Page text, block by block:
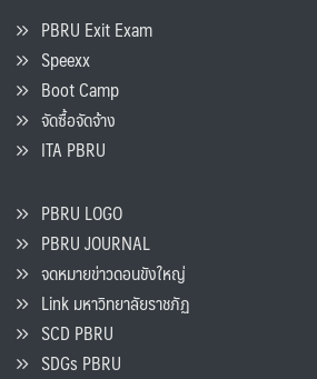
PBRU Exit Exam
Speexx
Boot Camp
จัดซื้อจัดจ้าง
ITA PBRU
PBRU LOGO
PBRU JOURNAL
จดหมายข่าวดอนขังใหญ่
Link มหาวิทยาลัยราชภัฏ
SCD PBRU
SDGs PBRU